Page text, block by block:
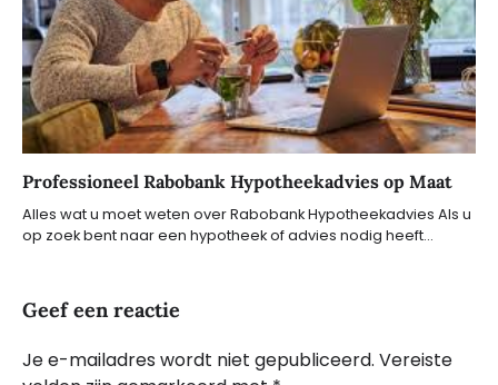
Professioneel Rabobank Hypotheekadvies op Maat
Alles wat u moet weten over Rabobank Hypotheekadvies Als u
op zoek bent naar een hypotheek of advies nodig heeft…
Geef een reactie
Je e-mailadres wordt niet gepubliceerd. Vereiste